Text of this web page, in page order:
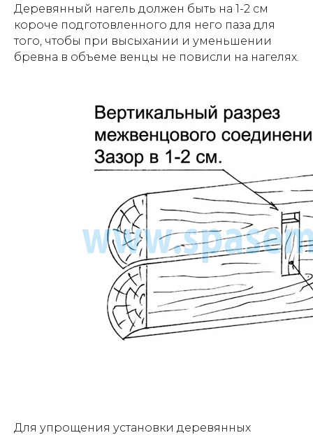
Деревянный нагель должен быть на 1-2 см
короче подготовленного для него паза для
того, чтобы при высыхании и уменьшении
бревна в объеме венцы не повисли на нагелях.
Для упрощения установки деревянных